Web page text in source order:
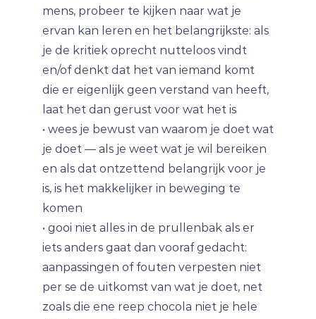
mens, probeer te kijken naar wat je
ervan kan leren en het belangrijkste: als
je de kritiek oprecht nutteloos vindt
en/of denkt dat het van iemand komt
die er eigenlijk geen verstand van heeft,
laat het dan gerust voor wat het is
• wees je bewust van waarom je doet wat
je doet — als je weet wat je wil bereiken
en als dat ontzettend belangrijk voor je
is, is het makkelijker in beweging te
komen
• gooi niet alles in de prullenbak als er
iets anders gaat dan vooraf gedacht:
aanpassingen of fouten verpesten niet
per se de uitkomst van wat je doet, net
zoals die ene reep chocola niet je hele